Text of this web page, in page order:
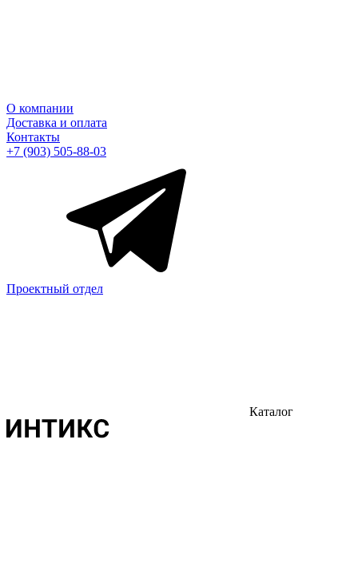
О компании
Доставка и оплата
Контакты
+7 (903) 505-88-03
Проектный отдел
Каталог